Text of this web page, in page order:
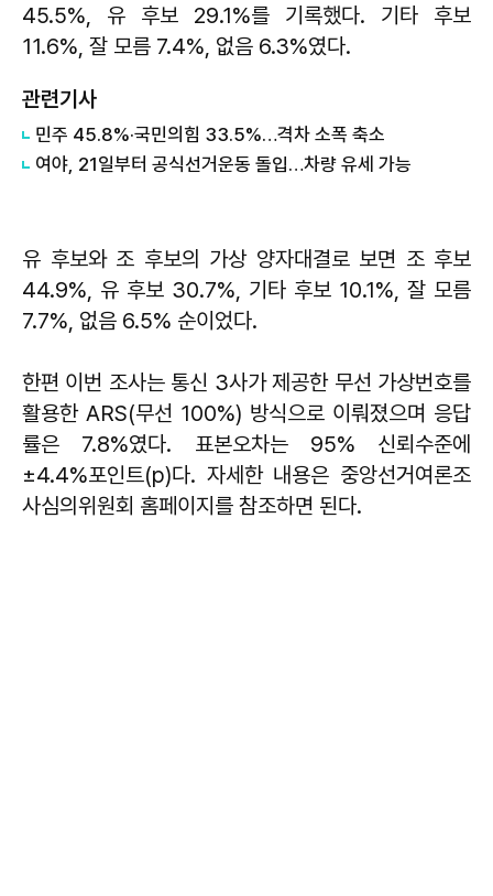
45.5%, 유 후보 29.1%를 기록했다. 기타 후보
11.6%, 잘 모름 7.4%, 없음 6.3%였다.
관련기사
민주 45.8%·국민의힘 33.5%…격차 소폭 축소
여야, 21일부터 공식선거운동 돌입…차량 유세 가능
유 후보와 조 후보의 가상 양자대결로 보면 조 후보
44.9%, 유 후보 30.7%, 기타 후보 10.1%, 잘 모름
7.7%, 없음 6.5% 순이었다.
한편 이번 조사는 통신 3사가 제공한 무선 가상번호를
활용한 ARS(무선 100%) 방식으로 이뤄졌으며 응답
률은 7.8%였다. 표본오차는 95% 신뢰수준에
±4.4%포인트(p)다. 자세한 내용은 중앙선거여론조
사심의위원회 홈페이지를 참조하면 된다.